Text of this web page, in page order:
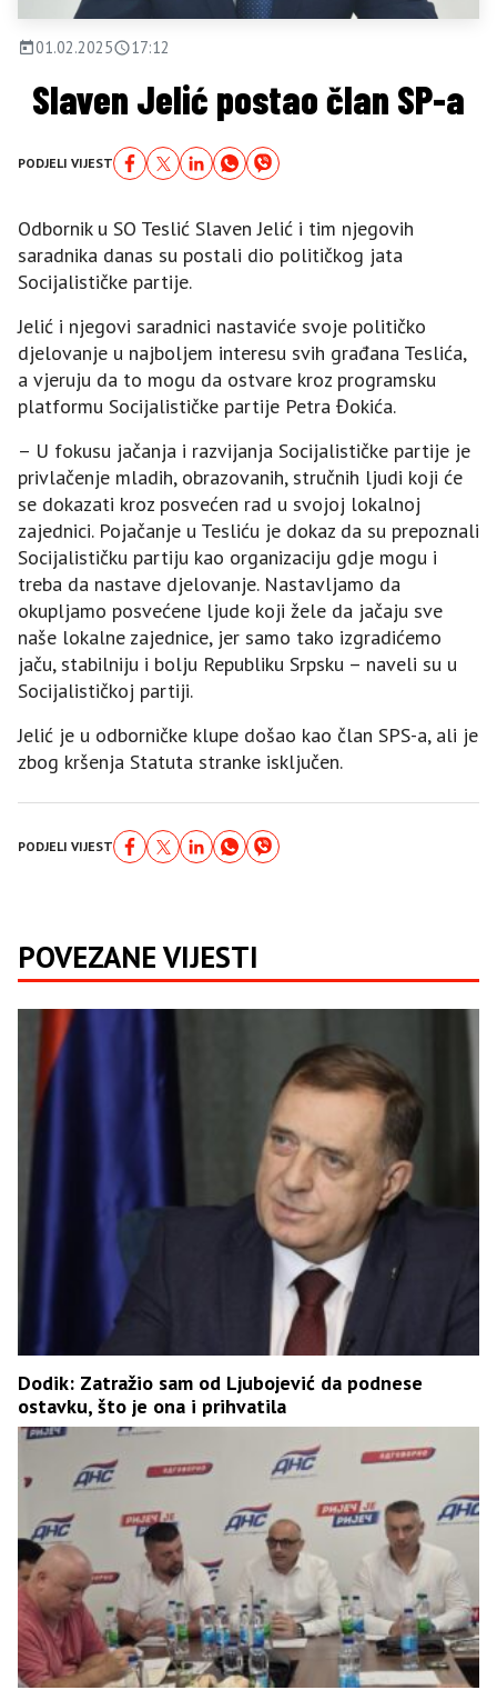
01.02.2025 17:12
Slaven Jelić postao član SP-a
PODJELI VIJEST
Odbornik u SO Teslić Slaven Jelić i tim njegovih
saradnika danas su postali dio političkog jata
Socijalističke partije.
Jelić i njegovi saradnici nastaviće svoje političko
djelovanje u najboljem interesu svih građana Teslića,
a vjeruju da to mogu da ostvare kroz programsku
platformu Socijalističke partije Petra Đokića.
– U fokusu jačanja i razvijanja Socijalističke partije je
privlačenje mladih, obrazovanih, stručnih ljudi koji će
se dokazati kroz posvećen rad u svojoj lokalnoj
zajednici. Pojačanje u Tesliću je dokaz da su prepoznali
Socijalističku partiju kao organizaciju gdje mogu i
treba da nastave djelovanje. Nastavljamo da
okupljamo posvećene ljude koji žele da jačaju sve
naše lokalne zajednice, jer samo tako izgradićemo
jaču, stabilniju i bolju Republiku Srpsku – naveli su u
Socijalističkoj partiji.
Jelić je u odborničke klupe došao kao član SPS-a, ali je
zbog kršenja Statuta stranke isključen.
PODJELI VIJEST
POVEZANE VIJESTI
Dodik: Zatražio sam od Ljubojević da podnese
ostavku, što je ona i prihvatila